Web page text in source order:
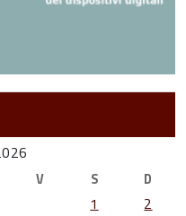
V S D
1
2